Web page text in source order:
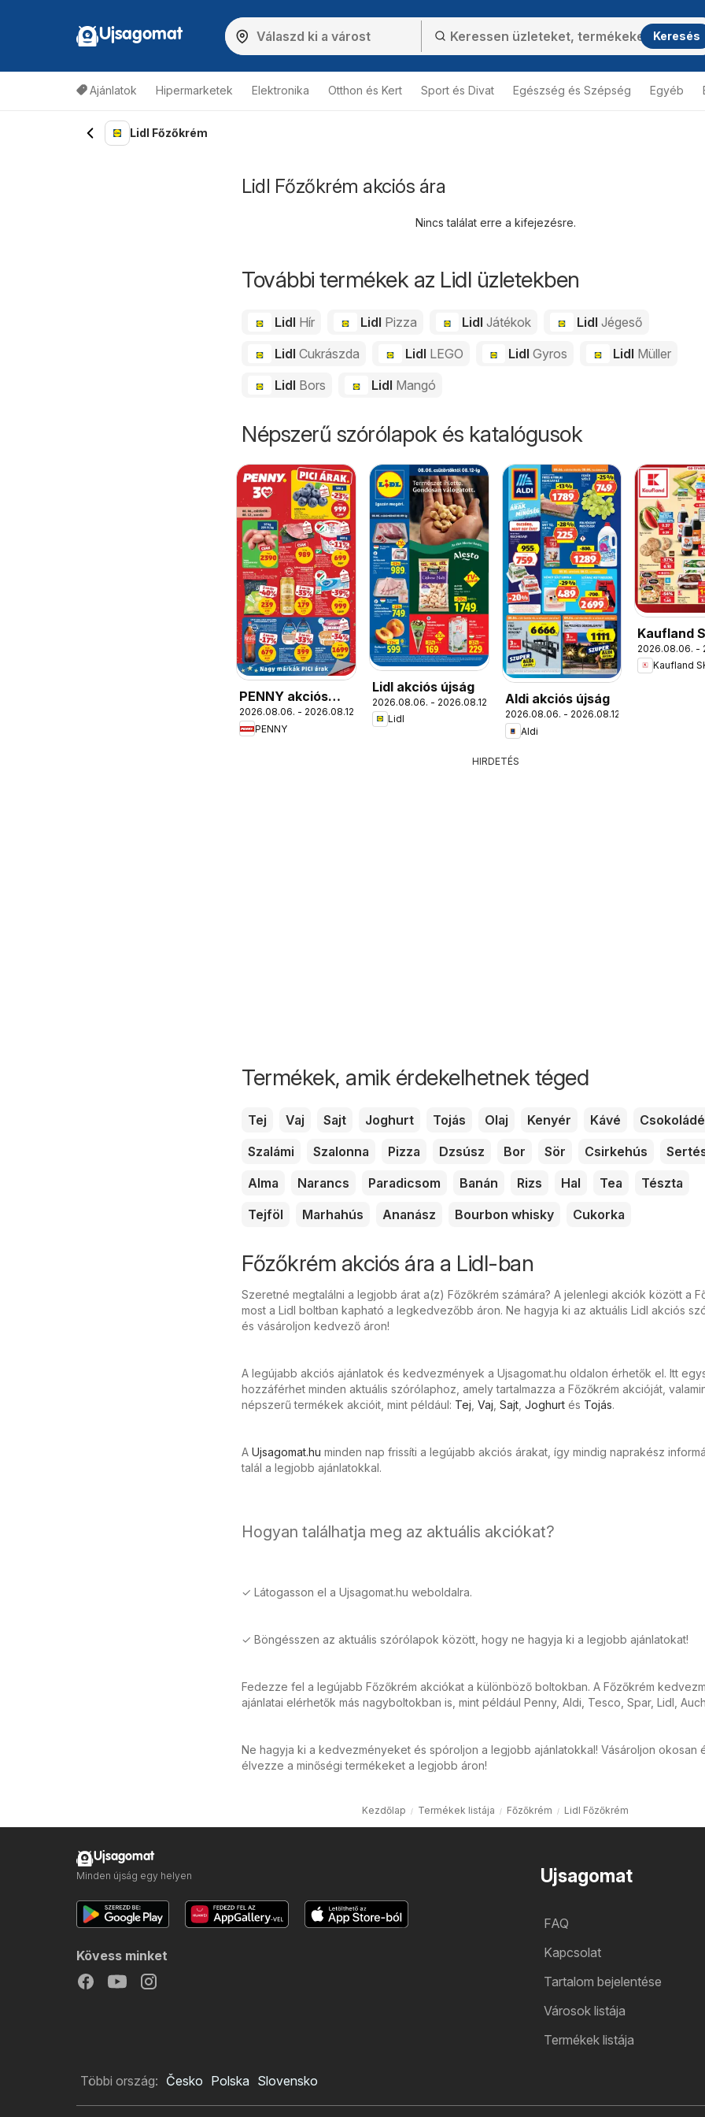
Ujsagomat Keresés
Ajánlatok Hipermarketek Elektronika Otthon és Kert Sport és Divat Egészség és Szépség Egyéb
Lidl Főzőkrém
Lidl Főzőkrém akciós ára
Nincs találat erre a kifejezésre.
További termékek az Lidl üzletekben
Lidl Hír Lidl Pizza LidlJátékok LidlJégeső
Lidl Cukrászda Lidl LEGO LidlGyros Lidl Müller
Lidl Bors Lidl Mangó
Népszerű szórólapok és katalógusok
PENNY akciós
újság
2026.08.06. - 2026.08.12.
PENNY
Lidl akciós újság
2026.08.06. - 2026.08.12.
Lidl
Aldi akciós újság
2026.08.06. - 2026.08.12.
Aldi
Kaufland
akciós
2026.08.06. -
Kaufland
HIRDETÉS
Termékek, amik érdekelhetnek téged
Tej Vaj Sajt Joghurt Tojás Olaj Kenyér Kávé
Csokoládé
Szalámi
Szalonna Pizza Dzsúsz Bor Sör Csirkehús
Alma
Narancs Paradicsom Banán Rizs Hal Tea
Tészta
Tejföl
Marhahús Ananász Bourbon whisky Cukorka
Főzőkrém akciós ára a Lidl-ban
Szeretné megtalálni a legjobb árat a(z) Főzőkrém számára? A jelenlegi akciók között a
most a Lidl boltban kapható a legkedvezőbb áron. Ne hagyja ki az aktuális Lidl akciós
és vásároljon kedvező áron!
A legújabb akciós ajánlatok és kedvezmények a Ujsagomat.hu oldalon érhetők el. Itt
hozzáférhet minden aktuális szórólaphoz, amely tartalmazza a Főzőkrém akcióját,
népszerű termékek akcióit, mint például: Tej Vaj Sajt Joghurt és Tojás.
A Ujsagomat.hu minden nap frissíti a legújabb akciós árakat, így mindig naprakész
talál a legjobb ajánlatokkal.
Hogyan találhatja meg az aktuális akciókat?
✓ Látogasson el a Ujsagomat.hu weboldalra.
✓ Böngésszen az aktuális szórólapok között, hogy ne hagyja ki a legjobb ajánlatokat!
Fedezze fel a legújabb Főzőkrém akciókat a különböző boltokban. A Főzőkrém
ajánlatai elérhetők más nagyboltokban is, mint például Penny, Aldi, Tesco, Spar, Lidl,
Ne hagyja ki a kedvezményeket és spóroljon a legjobb ajánlatokkal! Vásároljon okosan
élvezze a minőségi termékeket a legjobb áron!
Kezdőlap Termékek listája Főzőkrém Lidl Főzőkrém
Ujsagomat
FAQ
Kapcsolat
Tartalom bejelentése
Városok listája
Termékek listája
Ujsagomat
Minden újság egy helyen
Kövess minket
Többi ország: Česko Polska Slovensko